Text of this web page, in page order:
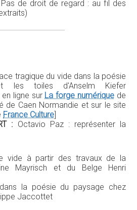
Pas de droit de regard : au fil des
tragique du vide dans la poésie
les toiles d'Anselm Kiefer
ligne sur La forge numérique de
de Caen Normandie et sur le site
France Culture]
: Octavio Paz : représenter la
vide à partir des travaux de la
Mayrisch et du Belge Henri
la poésie du paysage chez
Jaccottet